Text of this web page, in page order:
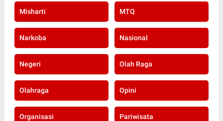
Misharti MTQ
Narkoba Nasional
Negeri Olah Raga
Olahraga Opini
Organisasi Pariwisata